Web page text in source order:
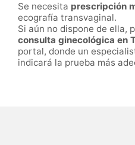
Se necesita prescripción
ecografía transvaginal.
Si aún no dispone de ella,
consulta ginecológica en
portal, donde un
indicará la prueba más